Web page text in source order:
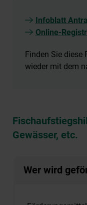
Infoblatt
Online-
Finden Sie diese
wieder mit dem
Gewässer, etc.
Wer wird